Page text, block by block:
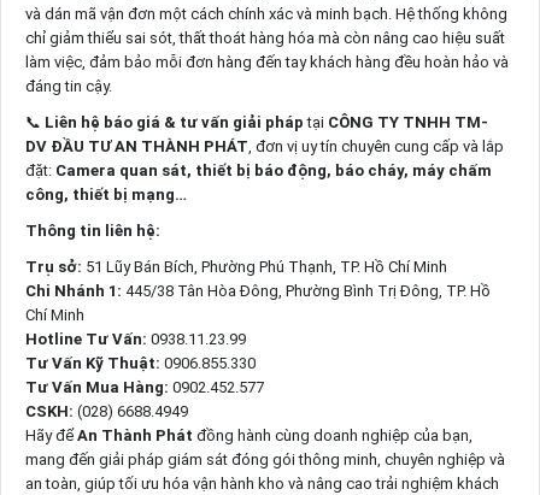
và dán mã vận đơn một cách chính xác và minh bạch. Hệ thống không
chỉ giảm thiểu sai sót, thất thoát hàng hóa mà còn nâng cao hiệu suất
làm việc, đảm bảo mỗi đơn hàng đến tay khách hàng đều hoàn hảo và
đáng tin cậy.
📞 Liên hệ báo giá & tư vấn giải pháp tại CÔNG TY TNHH TM-
DV ĐẦU TƯ AN THÀNH PHÁT, đơn vị uy tín chuyên cung cấp và lắp
đặt: Camera quan sát, thiết bị báo động, báo cháy, máy chấm
công, thiết bị mạng…
Thông tin liên hệ:
Trụ sở: 51 Lũy Bán Bích, Phường Phú Thạnh, TP. Hồ Chí Minh
Chi Nhánh 1: 445/38 Tân Hòa Đông, Phường Bình Trị Đông, TP. Hồ
Chí Minh
Hotline Tư Vấn: 0938.11.23.99
Tư Vấn Kỹ Thuật: 0906.855.330
Tư Vấn Mua Hàng: 0902.452.577
CSKH: (028) 6688.4949
Hãy để An Thành Phát đồng hành cùng doanh nghiệp của bạn,
mang đến giải pháp giám sát đóng gói thông minh, chuyên nghiệp và
an toàn, giúp tối ưu hóa vận hành kho và nâng cao trải nghiệm khách